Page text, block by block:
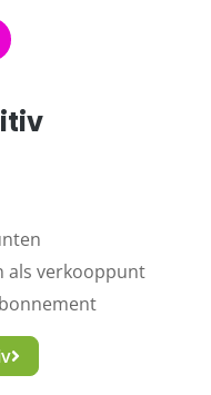
als verkooppunt